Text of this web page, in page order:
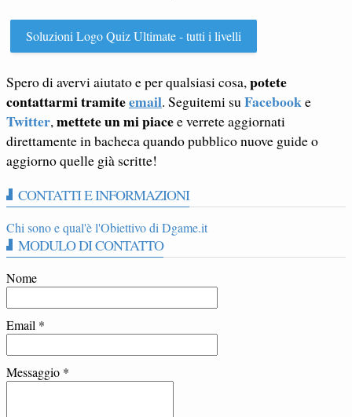
Soluzioni Logo Quiz Ultimate - tutti i livelli
Spero di avervi aiutato e per qualsiasi cosa,potete
contattarmi tramiteemail. Seguitemi suFacebooke
Twitter,mettete un mi piacee verrete aggiornati
direttamente in bacheca quando pubblico nuove guide o
aggiorno quelle già scritte!
CONTATTI E INFORMAZIONI
Chi sono e qual'è l'Obiettivo di Dgame.it
MODULO DI CONTATTO
Nome
Email *
Messaggio *